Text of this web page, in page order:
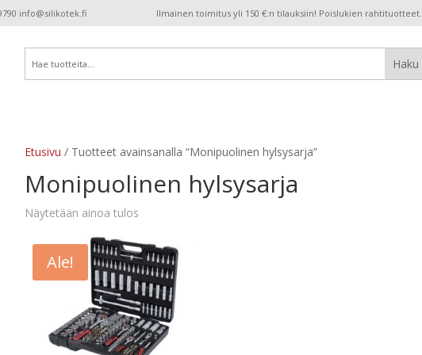
info@silikotek.fi Ilmainen toimitus yli 150 €:n tilauksiin! Poislukien rahtituotteet.
Etusivu / Tuotteet avainsanalla “Monipuolinen hylsysarja”
Monipuolinen hylsysarja
Näytetään ainoa tulos
Ale!